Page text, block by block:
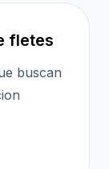
fletes
buscan